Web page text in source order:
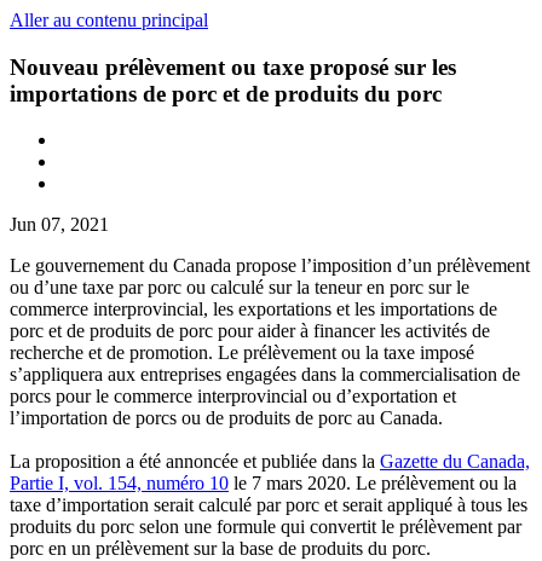
Aller au contenu principal
Nouveau prélèvement ou taxe proposé sur les
importations de porc et de produits du porc
Jun 07, 2021
Le gouvernement du Canada propose l’imposition d’un prélèvement
ou d’une taxe par porc ou calculé sur la teneur en porc sur le
commerce interprovincial, les exportations et les importations de
porc et de produits de porc pour aider à financer les activités de
recherche et de promotion. Le prélèvement ou la taxe imposé
s’appliquera aux entreprises engagées dans la commercialisation de
porcs pour le commerce interprovincial ou d’exportation et
l’importation de porcs ou de produits de porc au Canada.
La proposition a été annoncée et publiée dans la Gazette du Canada,
Partie I, vol. 154, numéro 10 le 7 mars 2020. Le prélèvement ou la
taxe d’importation serait calculé par porc et serait appliqué à tous les
produits du porc selon une formule qui convertit le prélèvement par
porc en un prélèvement sur la base de produits du porc.